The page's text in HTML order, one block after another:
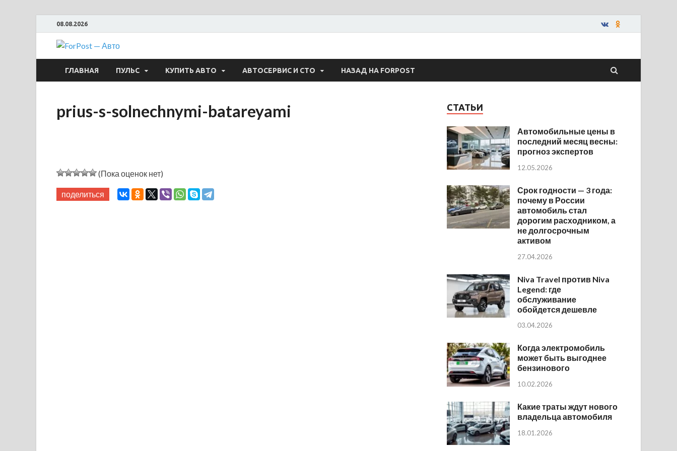
08.08.2026
ForPost — Авто
ГЛАВНАЯ ПУЛЬС КУПИТЬ АВТО АВТОСЕРВИС И СТО НАЗАД НА FORPOST
prius-s-solnechnymi-batareyami
(Пока оценок нет)
поделиться
СТАТЬИ
Автомобильные цены в
последний месяц весны:
прогноз экспертов
12.05.2026
Срок годности — 3 года:
почему в России
автомобиль стал
дорогим расходником, а
не долгосрочным
активом
27.04.2026
Niva Travel против Niva
Legend: где
обслуживание
обойдется дешевле
03.04.2026
Когда электромобиль
может быть выгоднее
бензинового
10.02.2026
Какие траты ждут нового
владельца автомобиля
18.01.2026